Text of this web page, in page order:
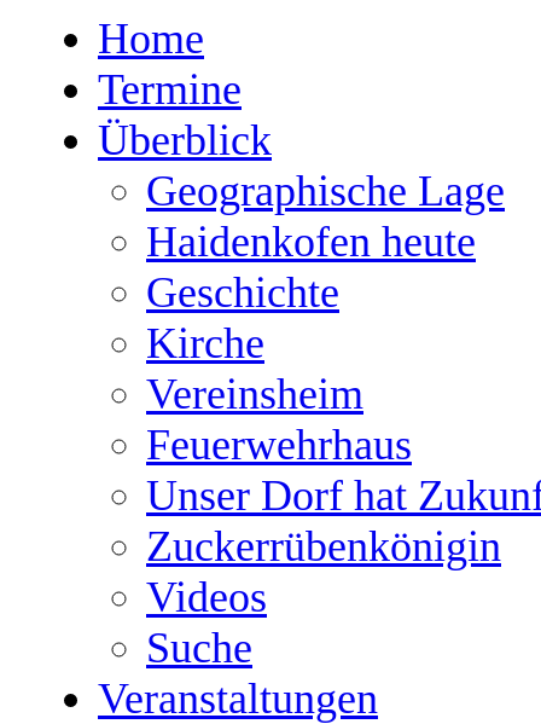
Home
Termine
Überblick
Geographische Lage
Haidenkofen heute
Geschichte
Kirche
Vereinsheim
Feuerwehrhaus
Unser Dorf hat
Zuckerrübenkönigin
Videos
Suche
Veranstaltungen